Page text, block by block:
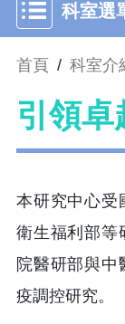
科室選
首頁 / 科室介
引領卓
本研究中心受
衛生福利部等
院醫研部與
疫調控研究。